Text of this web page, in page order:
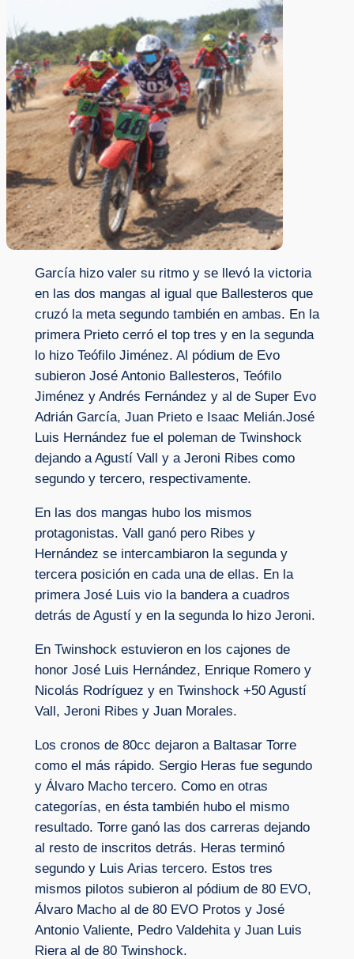
García hizo valer su ritmo y se llevó la victoria
en las dos mangas al igual que Ballesteros que
cruzó la meta segundo también en ambas. En la
primera Prieto cerró el top tres y en la segunda
lo hizo Teófilo Jiménez. Al pódium de Evo
subieron José Antonio Ballesteros, Teófilo
Jiménez y Andrés Fernández y al de Super Evo
Adrián García, Juan Prieto e Isaac Melián.José
Luis Hernández fue el poleman de Twinshock
dejando a Agustí Vall y a Jeroni Ribes como
segundo y tercero, respectivamente.
En las dos mangas hubo los mismos
protagonistas. Vall ganó pero Ribes y
Hernández se intercambiaron la segunda y
tercera posición en cada una de ellas. En la
primera José Luis vio la bandera a cuadros
detrás de Agustí y en la segunda lo hizo Jeroni.
En Twinshock estuvieron en los cajones de
honor José Luis Hernández, Enrique Romero y
Nicolás Rodríguez y en Twinshock +50 Agustí
Vall, Jeroni Ribes y Juan Morales.
Los cronos de 80cc dejaron a Baltasar Torre
como el más rápido. Sergio Heras fue segundo
y Álvaro Macho tercero. Como en otras
categorías, en ésta también hubo el mismo
resultado. Torre ganó las dos carreras dejando
al resto de inscritos detrás. Heras terminó
segundo y Luis Arias tercero. Estos tres
mismos pilotos subieron al pódium de 80 EVO,
Álvaro Macho al de 80 EVO Protos y José
Antonio Valiente, Pedro Valdehita y Juan Luis
Riera al de 80 Twinshock.